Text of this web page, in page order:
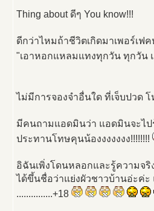
Thing about ดีๆ You know!!!
ดีกว่าไหมถ้าชีวิตเกิดมาเพอร์เ
"เอาหอกแหลมแทงทุกวัน ทุกวัน
ไม่มีการจองจำอื่นใด ที่เจ็บปวด
มีคนถามแอดมินว่า แอดมินจะไป
ประทานโทษคุนน้องงงงงงง!!!!!!!!
อิฉันเพิ่งโดนหลอกและรู้ความจริ
ได้ขึ้นชื่อว่าแย่งผัวชาวบ้านอ่ะค่ะ
...............+18